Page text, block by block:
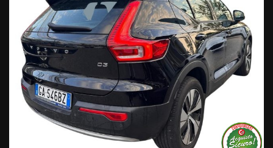
+ 39 347 2621925 Orari Dal lunedì al venerdi 08:3012:00 –
14:30/19:30 Sabato 8:30 12:30 14.30 18.30
Trasparenza:
• Si precisa che le informazioni contenute negli annunci
online e nel proprio sito web sono state compilate con cura
affinché siano il più complete e precise; tuttavia possono
contenere errori e omissioni. Si declina ogni responsabilità
per eventuali involontarie incongruenze che non
rappresentano un impegno contrattuale.